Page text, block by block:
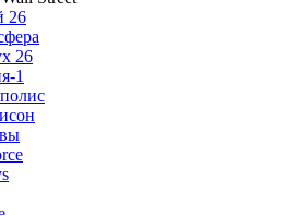
26
26
1